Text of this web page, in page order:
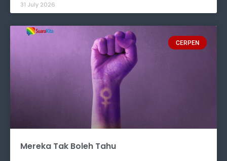
31 July 2026
CERPEN
Mereka Tak Boleh Tahu